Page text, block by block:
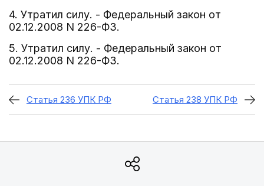
4. Утратил силу. - Федеральный закон от
02.12.2008 N 226-ФЗ.
5. Утратил силу. - Федеральный закон от
02.12.2008 N 226-ФЗ.
Статья 236 УПК РФ Статья 238 УПК РФ